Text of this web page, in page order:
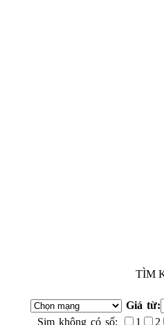
TÌM
Giá từ:
Sim không có số:
1 2